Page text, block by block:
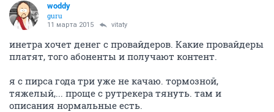
woddy
guru
11 марта 2015 vitaty
инетра хочет денег с провайдеров. Какие провайдеры
платят, того абоненты и получают контент.
я с пирса года три уже не качаю. тормозной,
тяжелый,... проще с рутрекера тянуть. там и
описания нормальные есть.